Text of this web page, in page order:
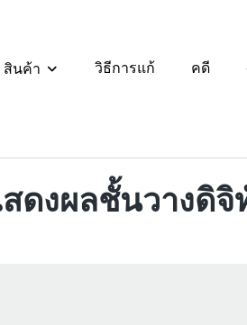
สินค้า วิธีการแก้ คดี
ดงผลชั้นวางดิจิ